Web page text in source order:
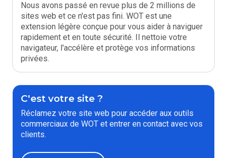
Nous avons passé en revue plus de 2 millions de
sites web et ce n'est pas fini. WOT est une
extension légère conçue pour vous aider à naviguer
rapidement et en toute sécurité. Il nettoie votre
navigateur, l'accélère et protège vos informations
privées.
C'est votre site ?
Réclamez votre site web pour accéder aux outils
commerciaux de WOT et entrer en contact avec vos
clients.